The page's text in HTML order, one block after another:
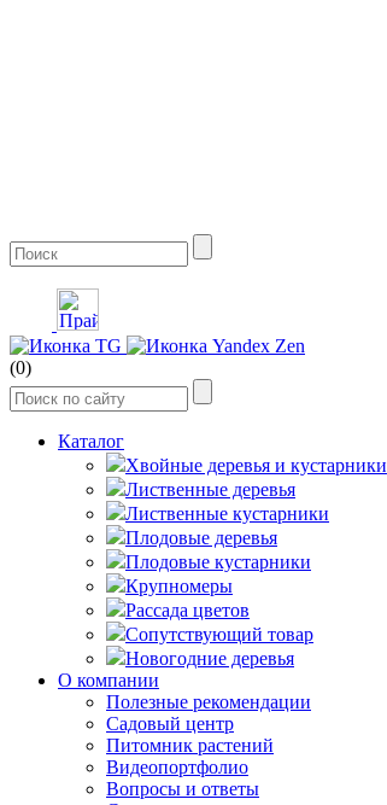
(0)
Каталог
Хвойные деревья и кустарники
Лиственные деревья
Лиственные кустарники
Плодовые деревья
Плодовые кустарники
Крупномеры
Рассада цветов
Сопутствующий товар
Новогодние деревья
О компании
Полезные рекомендации
Садовый центр
Питомник растений
Видеопортфолио
Вопросы и ответы